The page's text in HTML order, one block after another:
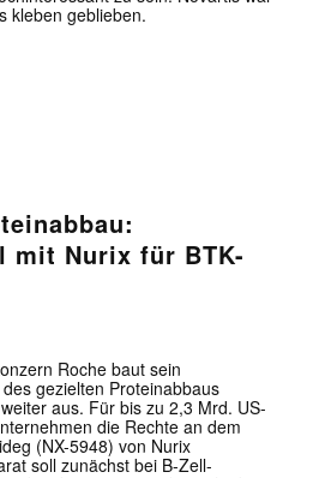
kleben geblieben.
mit Nurix für BTK-
Roche baut sein
gezielten Proteinabbaus
aus. Für bis zu 2,3 Mrd. US-
die Rechte an dem
(NX-5948) von Nurix
soll zunächst bei B-Zell-